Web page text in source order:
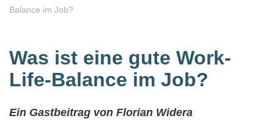
Balance im Job?
Was ist eine gute Work-
Life-Balance im Job?
Ein Gastbeitrag von Florian Widera